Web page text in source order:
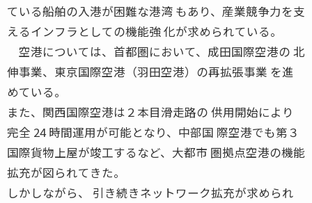
ている船舶の入港が困難な港湾 もあり、産業競争力を支
えるインフラとしての機能強 化が求められている。
空港については、首都圏において、成田国際空港の 北
伸事業、東京国際空港（羽田空港）の再拡張事業 を進
めている。
また、関西国際空港は２本目滑走路の 供用開始により
完全 24 時間運用が可能となり、中部国 際空港でも第３
国際貨物上屋が竣工するなど、大都市 圏拠点空港の機能
拡充が図られてきた。
しかしながら、 引き続きネットワーク拡充が求められ